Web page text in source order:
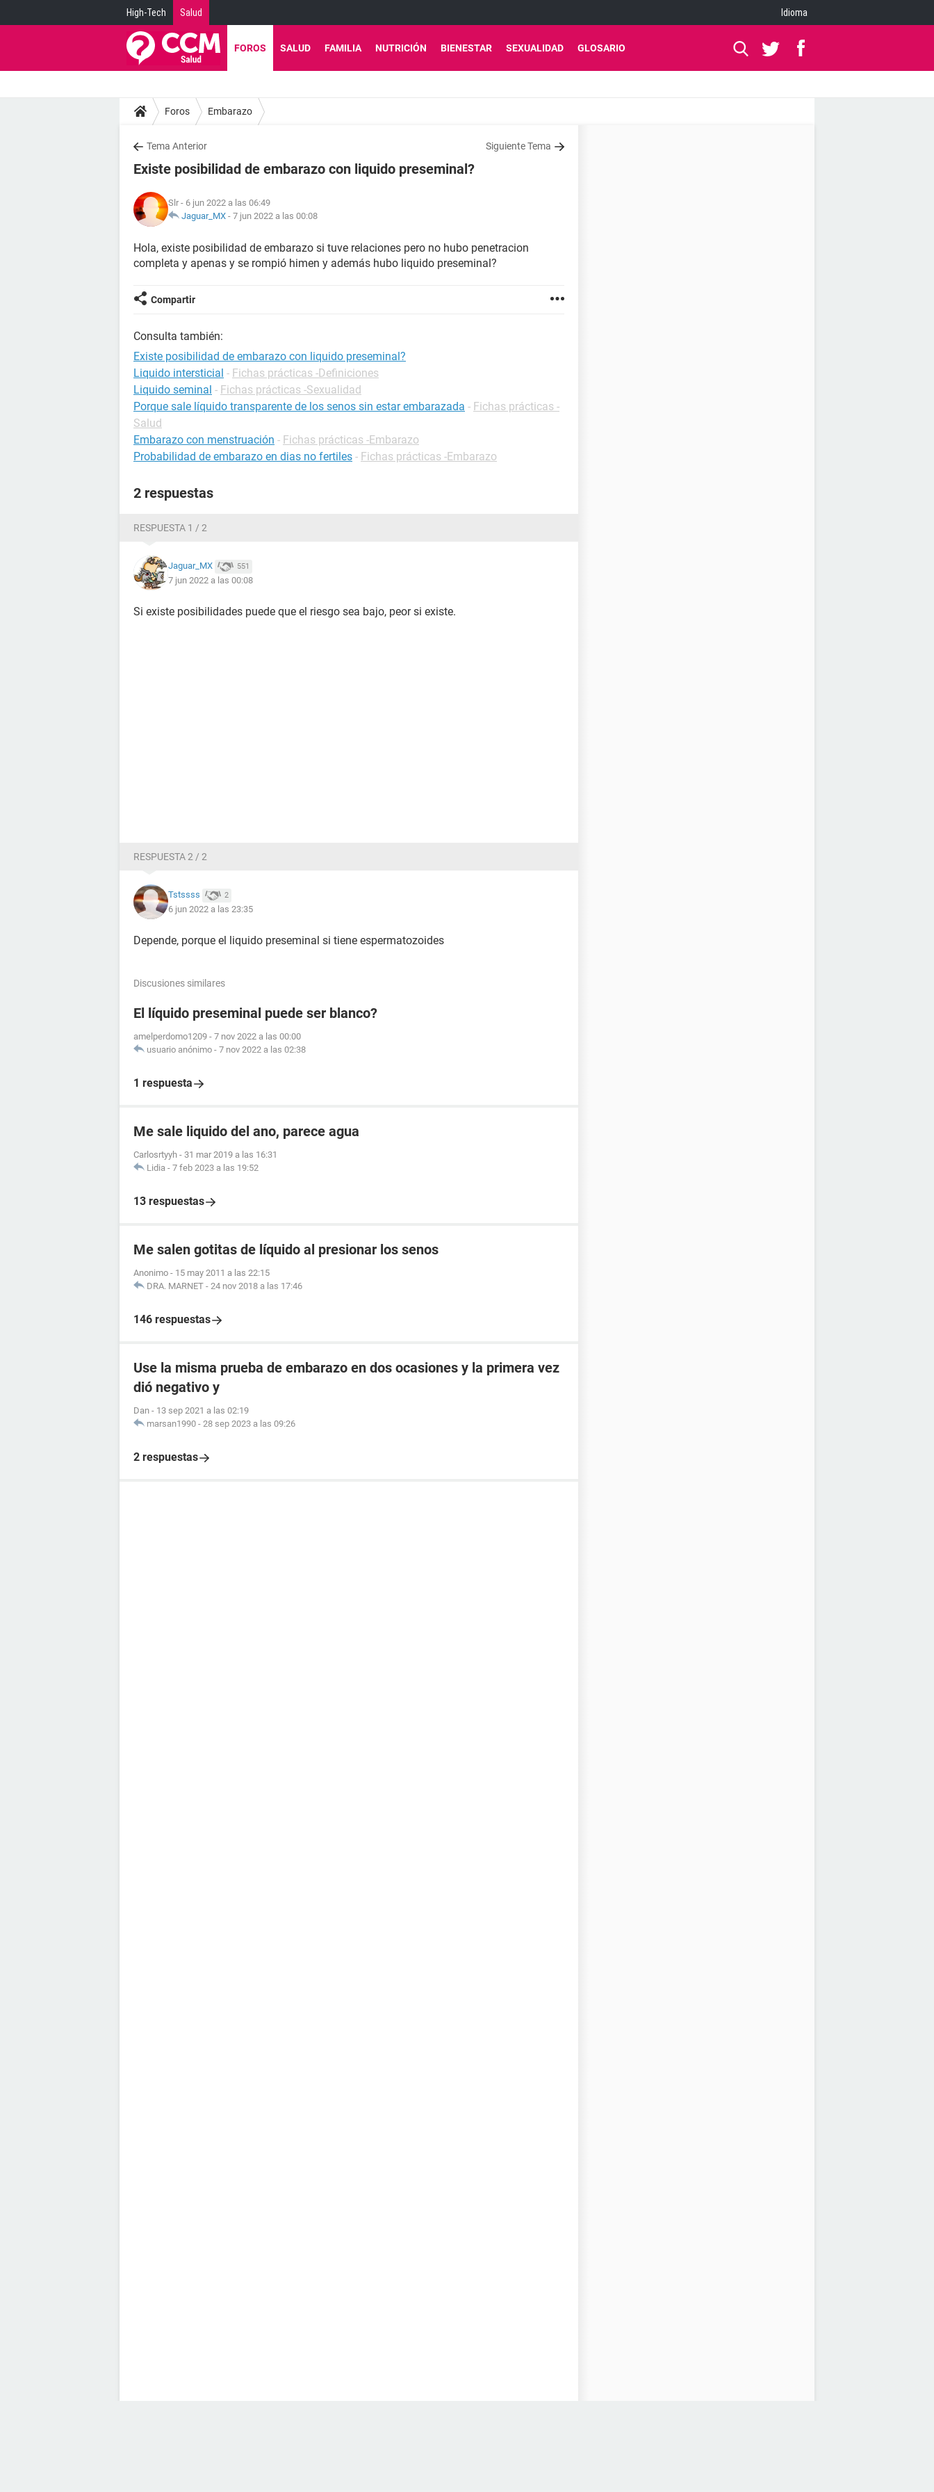
High-Tech Salud Idioma
FOROS SALUD FAMILIA NUTRICIÓN BIENESTAR SEXUALIDAD GLOSARIO
Foros Embarazo
Tema Anterior Siguiente Tema
Existe posibilidad de embarazo con liquido preseminal?
Slr - 6 jun 2022 a las 06:49
Jaguar_MX - 7 jun 2022 a las 00:08
Hola, existe posibilidad de embarazo si tuve relaciones pero no hubo penetracion
completa y apenas y se rompió himen y además hubo liquido preseminal?
Compartir
Consulta también:
Existe posibilidad de embarazo con liquido preseminal?
Liquido intersticial - Fichas prácticas -Definiciones
Liquido seminal - Fichas prácticas -Sexualidad
Porque sale líquido transparente de los senos sin estar embarazada - Fichas prácticas -
Salud
Embarazo con menstruación - Fichas prácticas -Embarazo
Probabilidad de embarazo en dias no fertiles - Fichas prácticas -Embarazo
2 respuestas
RESPUESTA 1 / 2
Jaguar_MX 551
7 jun 2022 a las 00:08
Si existe posibilidades puede que el riesgo sea bajo, peor si existe.
RESPUESTA 2 / 2
Tstssss 2
6 jun 2022 a las 23:35
Depende, porque el liquido preseminal si tiene espermatozoides
Discusiones similares
El líquido preseminal puede ser blanco?
amelperdomo1209 - 7 nov 2022 a las 00:00
usuario anónimo - 7 nov 2022 a las 02:38
1 respuesta
Me sale liquido del ano, parece agua
Carlosrtyyh - 31 mar 2019 a las 16:31
Lidia - 7 feb 2023 a las 19:52
13 respuestas
Me salen gotitas de líquido al presionar los senos
Anonimo - 15 may 2011 a las 22:15
DRA. MARNET - 24 nov 2018 a las 17:46
146 respuestas
Use la misma prueba de embarazo en dos ocasiones y la primera vez
dió negativo y
Dan - 13 sep 2021 a las 02:19
marsan1990 - 28 sep 2023 a las 09:26
2 respuestas